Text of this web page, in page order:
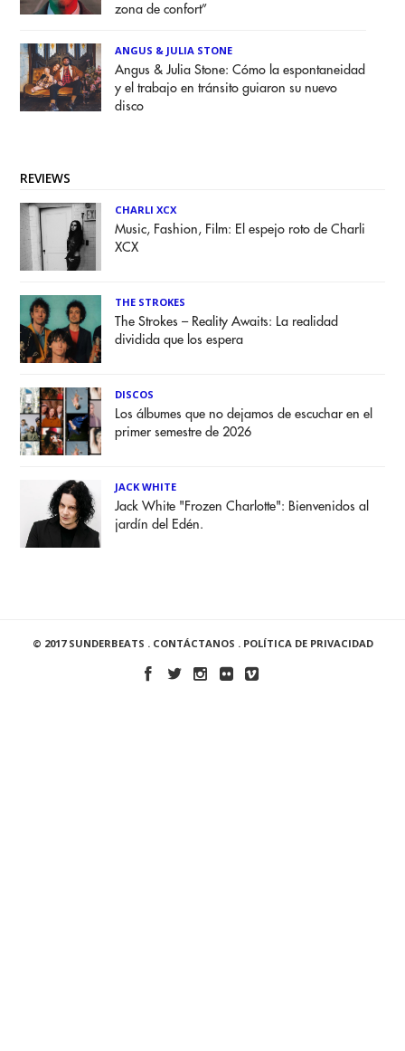
zona de confort”
ANGUS & JULIA STONE
Angus & Julia Stone: Cómo la espontaneidad
y el trabajo en tránsito guiaron su nuevo
disco
REVIEWS
CHARLI XCX
Music, Fashion, Film: El espejo roto de Charli
XCX
THE STROKES
The Strokes – Reality Awaits: La realidad
dividida que los espera
DISCOS
Los álbumes que no dejamos de escuchar en el
primer semestre de 2026
JACK WHITE
Jack White "Frozen Charlotte": Bienvenidos al
jardín del Edén.
© 2017 SUNDERBEATS . CONTÁCTANOS . POLÍTICA DE PRIVACIDAD